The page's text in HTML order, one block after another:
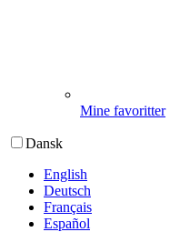
Mine favoritter
Dansk
English
Deutsch
Français
Español